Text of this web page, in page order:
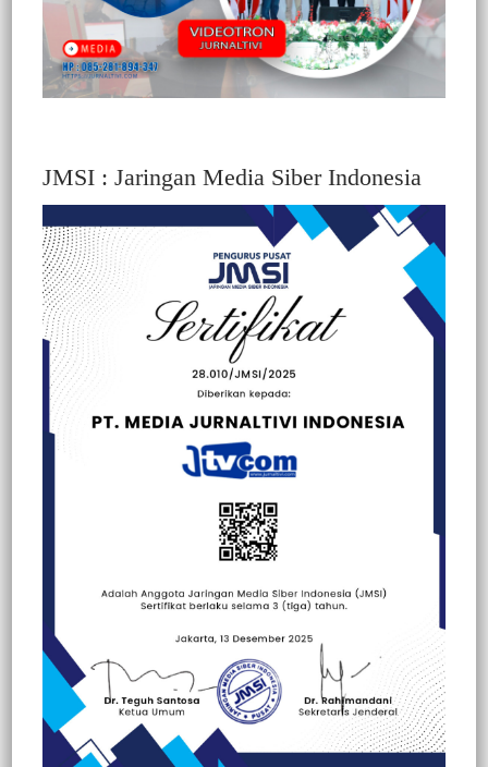
JMSI : Jaringan Media Siber Indonesia